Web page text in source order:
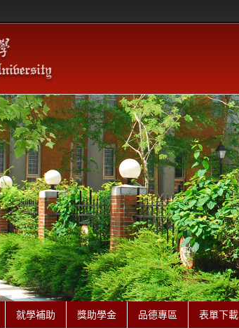
就學補助 獎助學金 品德專區 表單下載